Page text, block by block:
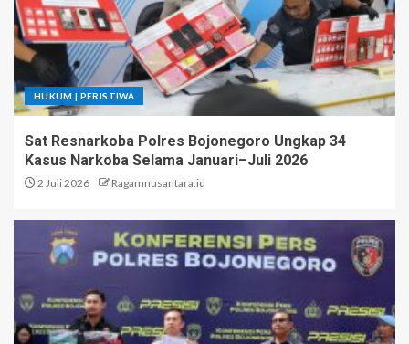
HUKUM | PERISTIWA
Sat Resnarkoba Polres Bojonegoro Ungkap 34
Kasus Narkoba Selama Januari–Juli 2026
2 Juli 2026 Ragamnusantara.id